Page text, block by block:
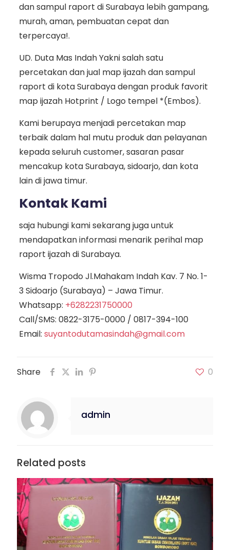
dan sampul raport di Surabaya lebih gampang,
murah, aman, pembuatan cepat dan
terpercaya!.
UD. Duta Mas Indah Yakni salah satu
percetakan dan jual map ijazah dan sampul
raport di kota Surabaya dengan produk favorit
map ijazah Hotprint / Logo tempel *(Embos).
Kami berupaya menjadi percetakan map
terbaik dalam hal mutu produk dan pelayanan
kepada seluruh customer, sasaran pasar
mencakup kota Surabaya, sidoarjo, dan kota
lain di jawa timur.
Kontak Kami
saja hubungi kami sekarang juga untuk
mendapatkan informasi menarik perihal map
raport ijazah di Surabaya.
Wisma Tropodo Jl.Mahakam Indah Kav. 7 No. 1-
3 Sidoarjo (Surabaya) – Jawa Timur.
Whatsapp: +6282231750000
Call/SMS: 0822-3175-0000/ 0817-394-100
Email: suyantodutamasindah@gmail.com
Share 0
admin
Related posts